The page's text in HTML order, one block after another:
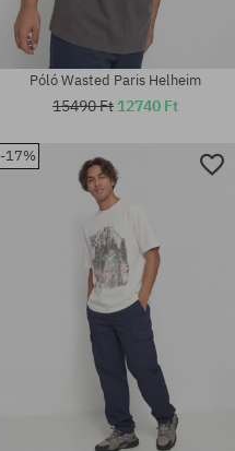
Elérhető méretek:
Póló Wasted Paris Helheim
15490 Ft 12740 Ft
-17%